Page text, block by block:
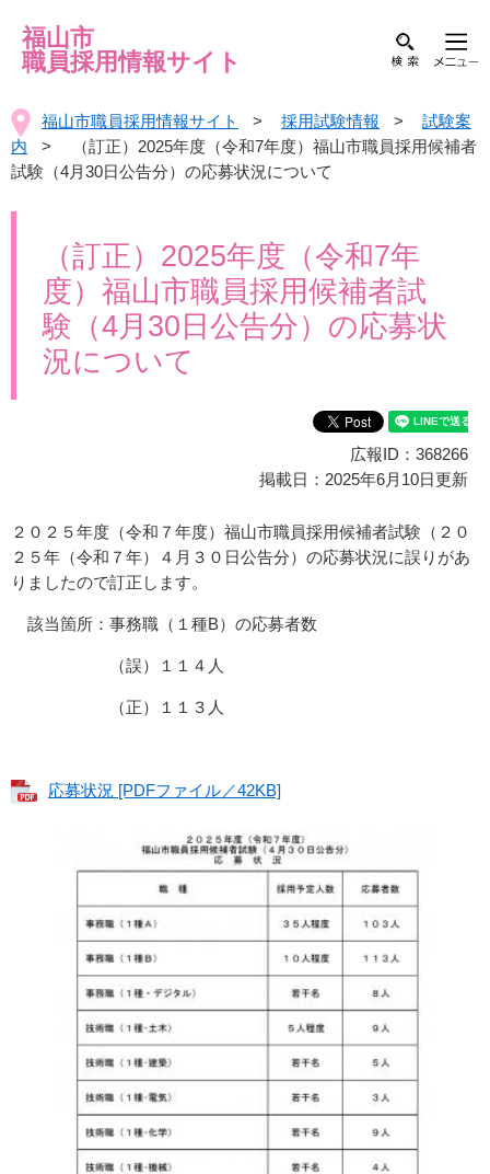
福山市
職員採用情報サイト
福山市職員採用情報サイト > 採用試験情報 >
試験案
内
> （訂正）2025年度（令和7年度）福山市職員採用候補者
試験（4月30日公告分）の応募状況について
（訂正）2025年度（令和7年
度）福山市職員採用候補者試
験（4月30日公告分）の応募状
況について
広報ID：368266
掲載日：2025年6月10日更新
２０２５年度（令和７年度）福山市職員採用候補者試験（２０
２５年（令和７年）４月３０日公告分）の応募状況に誤りがあ
りましたので訂正します。
該当箇所：事務職（１種B）の応募者数
（誤）１１４人
（正）１１３人
応募状況 [PDFファイル／42KB]